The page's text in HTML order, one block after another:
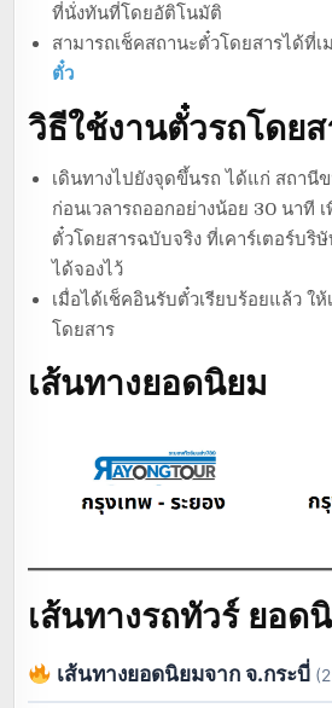
ที่นั่งทันที่โดยอัติโนมัติ
สามารถเช็คสถานะตั๋วโดยสารได้ที่เ
ตั๋ว
วิธีใช้งานตั๋วรถโดย
เดินทางไปยังจุดขึ้นรถ ได้แก่ สถานี
ก่อนเวลารถออกอย่างน้อย 30 นาที
ตั๋วโดยสารฉบับจริง ที่เคาร์เตอร์บริ
ได้จองไว้
เมื่อได้เช็คอินรับตั๋วเรียบร้อยแล้ว ใ
โดยสาร
เส้นทางยอดนิยม
เส้นทางรถทัวร์ ยอด
เส้นทางยอดนิยมจาก จ.กระบี่